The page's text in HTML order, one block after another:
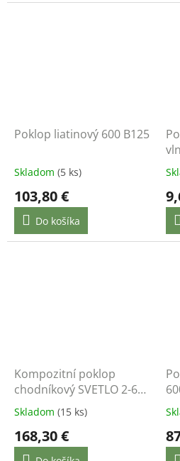
Poklop liatinový 600 B125
Skladom (5 ks)
103,80 €
Do košíka
Kompozitní poklop
chodníkový SVETLO 2-600
B125 NSAI
Skladom (15 ks)
168,30 €
1,5t